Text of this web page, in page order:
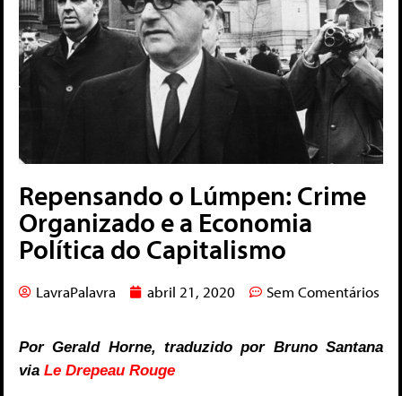
Repensando o Lúmpen: Crime
Organizado e a Economia
Política do Capitalismo
LavraPalavra abril 21, 2020 Sem Comentários
Por Gerald Horne, traduzido por Bruno Santana
via Le Drepeau Rouge